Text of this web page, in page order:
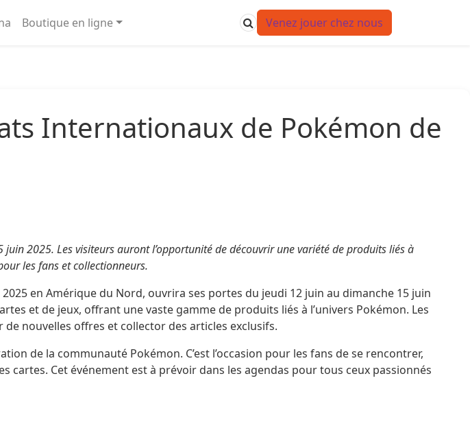
Boutique en ligne Venez jouer chez nous
Internationaux de Pokémon de
2025. Les visiteurs auront l’opportunité de découvrir une variété de produits liés à
les fans et collectionneurs.
en Amérique du Nord, ouvrira ses portes du jeudi 12 juin au dimanche 15 juin
et de jeux, offrant une vaste gamme de produits liés à l’univers Pokémon. Les
nouvelles offres et collector des articles exclusifs.
de la communauté Pokémon. C’est l’occasion pour les fans de se rencontrer,
cartes. Cet événement est à prévoir dans les agendas pour tous ceux passionnés